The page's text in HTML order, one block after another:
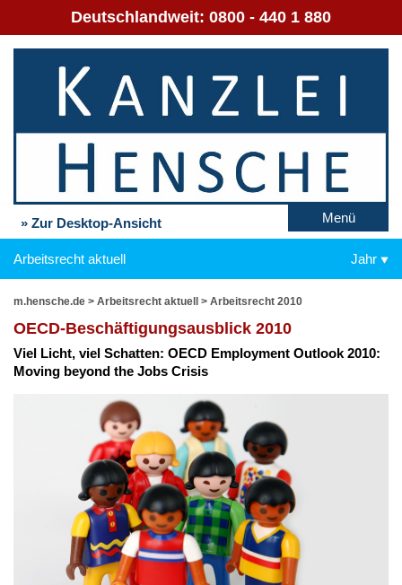
Deutschlandweit: 0800 - 440 1 880
» Zur Desktop-Ansicht Menü
Arbeitsrecht aktuell Jahr
m.hensche.de > Arbeitsrecht aktuell > Arbeitsrecht 2010
OECD-Be­schäf­ti­gungs­aus­blick 2010
Viel Licht, viel Schat­ten: OECD Em­ploy­ment Out­look 2010:
Mo­ving bey­ond the Jobs Cri­sis